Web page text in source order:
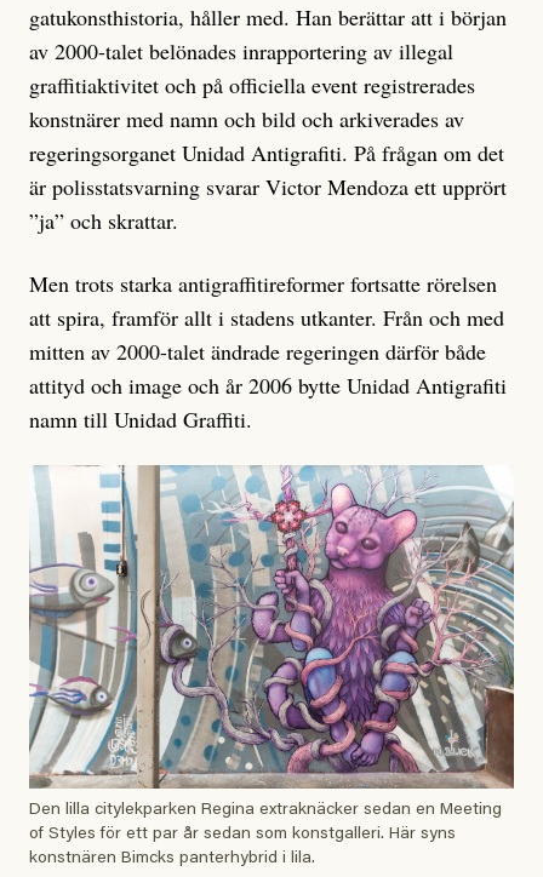
gatukonsthistoria, håller med. Han berättar att i början
av 2000-talet be­lö­nades inrapportering av illegal
graffiti­aktivitet och på officiella event registrerades
konstnärer med namn och bild och arkiverades av
regeringsorganet Unidad Antigrafiti. På frågan om det
är polisstatsvarning svarar Victor Mendoza ett upp­rört
”ja” och skrattar.
Men trots starka antigraffiti­reformer fortsatte rörelsen
att spira, framför allt i stadens utkanter. Från och med
mitten av 2000-talet ändrade regeringen därför både
attityd och image och år 2006 bytte Unidad Antigrafiti
namn till Unidad Graffiti.
Den lilla citylekparken Regina extraknäcker sedan en Meeting
of Styles för ett par år sedan som konstgalleri. Här syns
konstnären Bimcks panterhybrid i lila.